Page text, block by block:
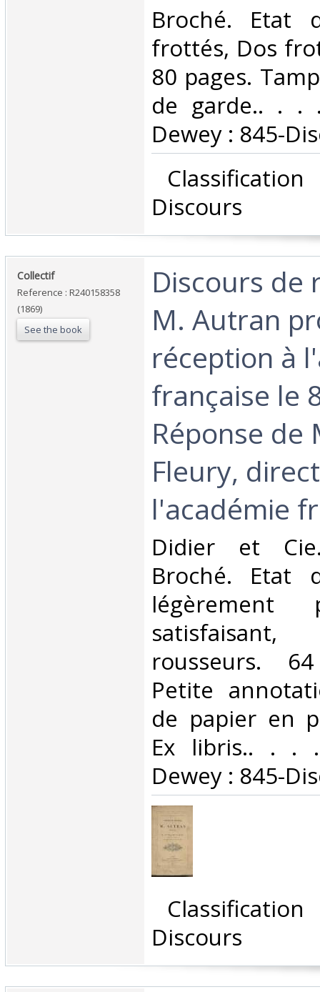
Broché. Etat
frottés, Dos
80 pages.
de garde.. . .
Dewey : 845-
Discours‎
‎Collectif‎
Reference : R240158358
(1869)
See the book
‎Discours de
M. Autran
réception à
française le
Réponse de
Fleury,
l'académie
‎Didier et
Broché. Etat
légèrement
rousseurs.
Petite
de papier en
Ex libris.. . . .
Dewey : 845-
Discours‎